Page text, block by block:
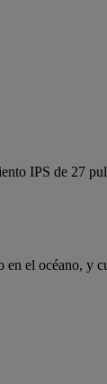
IPS de 27
en el océano, y